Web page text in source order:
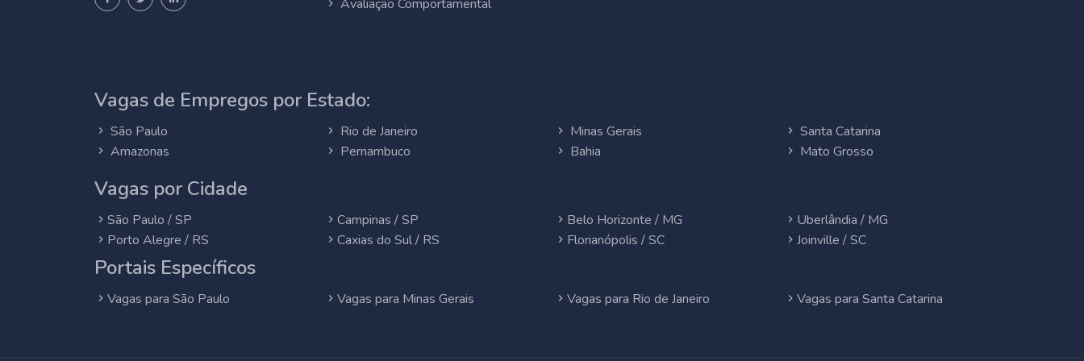
Avaliação Comportamental
Vagas de Empregos por Estado:
São Paulo Rio de Janeiro Minas Gerais
Santa Catarina
Amazonas
Pernambuco Bahia Mato Grosso
Vagas por Cidade
São Paulo / SP Campinas / SP Belo Horizonte / MG
Uberlândia / MG
Porto Alegre / RS
Caxias do Sul / RS Florianópolis / SC Joinville / SC
Portais Específicos
Vagas para São Paulo Vagas para Minas Gerais Vagas para Rio de Janeiro Vagas para Santa Catarina